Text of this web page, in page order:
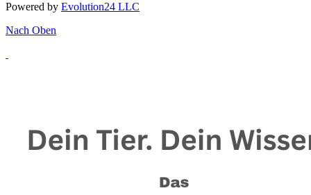
Powered by Evolution24 LLC
Nach Oben